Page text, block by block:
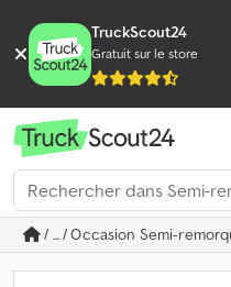
TruckScout24
Gratuit sur le store
/ ... / Occasion Semi-